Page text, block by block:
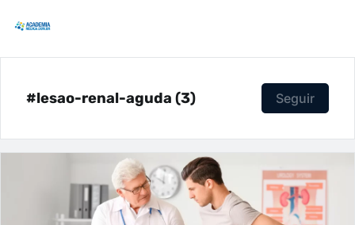
#lesao-renal-aguda (3) Seguir